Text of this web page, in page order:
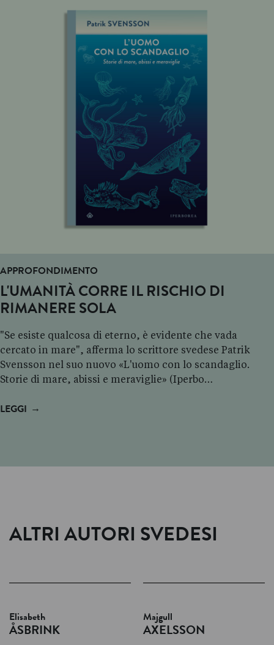
APPROFONDIMENTO
L'UMANITÀ CORRE IL RISCHIO DI
RIMANERE SOLA
"Se esiste qualcosa di eterno, è evidente che vada
cercato in mare", afferma lo scrittore svedese Patrik
Svensson nel suo nuovo «L'uomo con lo scandaglio.
Storie di mare, abissi e meraviglie» (Iperbo…
LEGGI →
ALTRI AUTORI SVEDESI
Elisabeth
ÅSBRINK
Majgull
AXELSSON